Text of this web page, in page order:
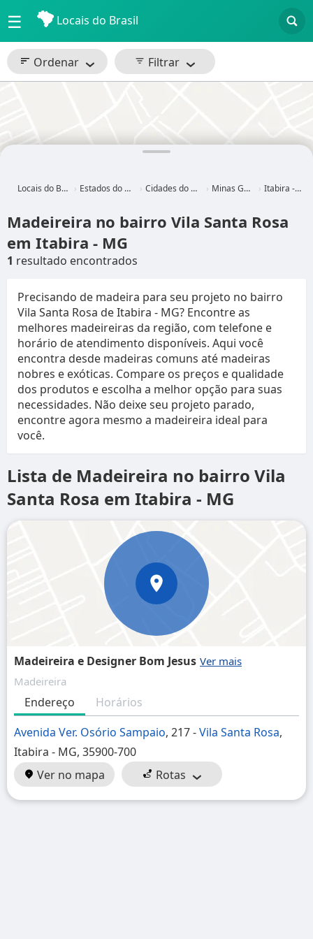
☰ Locais do Brasil
Ordenar Filtrar
Locais do Brasil Estados do Brasil Cidades do Brasil Minas Gerais Itabira - MG
Madeireira no bairro Vila Santa Rosa
em Itabira - MG
1 resultado encontrados
Precisando de madeira para seu projeto no bairro
Vila Santa Rosa de Itabira - MG? Encontre as
melhores madeireiras da região, com telefone e
horário de atendimento disponíveis. Aqui você
encontra desde madeiras comuns até madeiras
nobres e exóticas. Compare os preços e qualidade
dos produtos e escolha a melhor opção para suas
necessidades. Não deixe seu projeto parado,
encontre agora mesmo a madeireira ideal para
você.
Lista de Madeireira no bairro Vila
Santa Rosa em Itabira - MG
Madeireira e Designer Bom Jesus
Madeireira
Endereço
Horários
Avenida Ver. Osório Sampaio, 217 -Vila Santa Rosa,
Itabira - MG, 35900-700
Ver no mapa
Rotas